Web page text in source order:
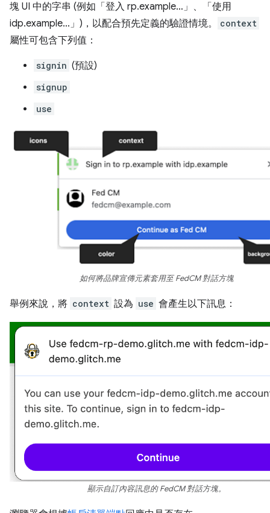
塊 UI 中的字串 (例如「登入 rp.example…」、「使用
idp.example…」)，以配合預先定義的驗證情境。
context
屬性可包含下列值：
signin (預設)
signup
use
如何將品牌宣傳元素套用至 FedCM 對話方塊
舉例來說，將 context 設為 use 會產生以下訊息：
顯示自訂內容訊息的 FedCM 對話方塊。